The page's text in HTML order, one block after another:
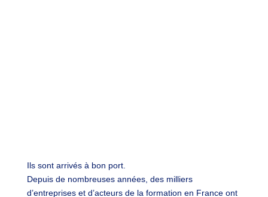
Ils sont arrivés à bon port.
Depuis de nombreuses années, des milliers
d’entreprises et d’acteurs de la formation en France ont